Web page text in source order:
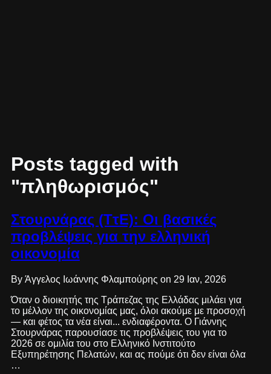
Posts tagged with
"πληθωρισμός"
Στουρνάρας (ΤτΕ): Οι βασικές
προβλέψεις για την ελληνική
οικονομία
By Άγγελος Ιωάννης Φλαμπούρης on 29 Ιαν, 2026
Όταν ο διοικητής της Τράπεζας της Ελλάδας μιλάει για
το μέλλον της οικονομίας μας, όλοι ακούμε με προσοχή
— και φέτος τα νέα είναι... ενδιαφέροντα. Ο Γιάννης
Στουρνάρας παρουσίασε τις προβλέψεις του για το
2026 σε ομιλία του στο Ελληνικό Ινστιτούτο
Εξυπηρέτησης Πελατών, και ας πούμε ότι δεν είναι όλα
…